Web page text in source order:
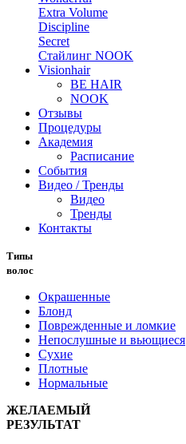
Extra Volume
Discipline
Secret
Стайлинг NOOK
Visionhair
BE HAIR
NOOK
Отзывы
Процедуры
Академия
Расписание
События
Видео / Тренды
Видео
Тренды
Контакты
Типы
волос
Окрашенные
Блонд
Поврежденные и ломкие
Непослушные и вьющиеся
Сухие
Плотные
Нормальные
ЖЕЛАЕМЫЙ
РЕЗУЛЬТАТ